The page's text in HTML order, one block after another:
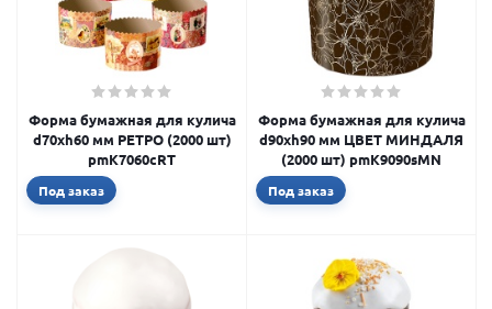
Форма бумажная для кулича
d70xh60 мм РЕТРО (2000 шт)
pmK7060cRT
Под заказ
Форма бумажная для кулича
d90xh90 мм ЦВЕТ МИНДАЛЯ
(2000 шт) pmK9090sMN
Под заказ